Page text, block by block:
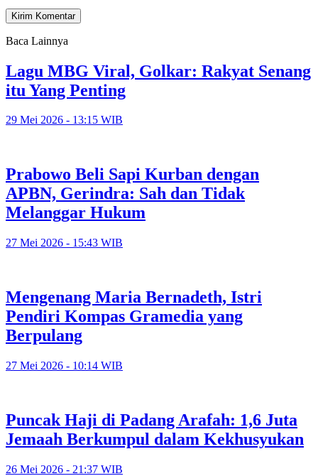
Baca Lainnya
Lagu MBG Viral, Golkar: Rakyat Senang
itu Yang Penting
29 Mei 2026 - 13:15 WIB
Prabowo Beli Sapi Kurban dengan
APBN, Gerindra: Sah dan Tidak
Melanggar Hukum
27 Mei 2026 - 15:43 WIB
Mengenang Maria Bernadeth, Istri
Pendiri Kompas Gramedia yang
Berpulang
27 Mei 2026 - 10:14 WIB
Puncak Haji di Padang Arafah: 1,6 Juta
Jemaah Berkumpul dalam Kekhusyukan
26 Mei 2026 - 21:37 WIB